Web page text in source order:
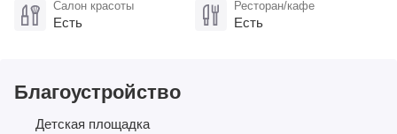
Салон красоты
Есть
Ресторан/кафе
Есть
Благоустройство
Детская площадка